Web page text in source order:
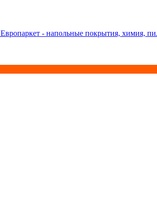
Европаркет - напольные покрытия, химия,